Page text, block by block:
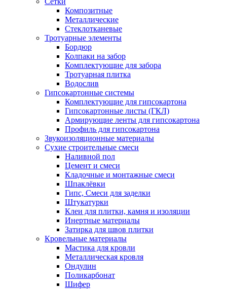
Композитные
Металлические
Стеклотканевые
Тротуарные элементы
Бордюр
Колпаки на забор
Комплектующие для забора
Тротуарная плитка
Водослив
Гипсокартонные системы
Комплектующие для гипсокартона
Гипсокартонные листы (ГКЛ)
Армирующие ленты для гипсокартона
Профиль для гипсокартона
Звукоизоляционные материалы
Сухие строительные смеси
Наливной пол
Цемент и смеси
Кладочные и монтажные смеси
Шпаклёвки
Гипс, Смеси для заделки
Штукатурки
Клеи для плитки, камня и изоляции
Инертные материалы
Затирка для швов плитки
Кровельные материалы
Мастика для кровли
Металлическая кровля
Ондулин
Поликарбонат
Шифер